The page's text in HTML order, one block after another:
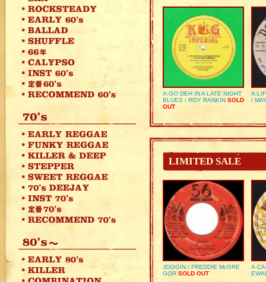
A:GO DEH IN A LATE NIGHT
BLUES / ROY RANKIN SOLD
OUT
/
LIMITED SALE
JOGGIN / FREDDIE McGRE
GOR SOLD OUT